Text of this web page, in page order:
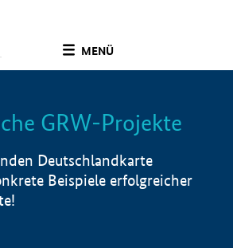
MENÜ
Info
GRW-Projekte
Deutschlandkarte
Beispiele erfolgreicher